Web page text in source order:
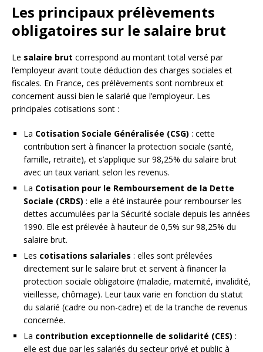
Les principaux prélèvements
obligatoires sur le salaire brut
Le salaire brut correspond au montant total versé par
l’employeur avant toute déduction des charges sociales et
fiscales. En France, ces prélèvements sont nombreux et
concernent aussi bien le salarié que l’employeur. Les
principales cotisations sont :
La Cotisation Sociale Généralisée (CSG) : cette
contribution sert à financer la protection sociale (santé,
famille, retraite), et s’applique sur 98,25% du salaire brut
avec un taux variant selon les revenus.
La Cotisation pour le Remboursement de la Dette
Sociale (CRDS) : elle a été instaurée pour rembourser les
dettes accumulées par la Sécurité sociale depuis les années
1990. Elle est prélevée à hauteur de 0,5% sur 98,25% du
salaire brut.
Les cotisations salariales : elles sont prélevées
directement sur le salaire brut et servent à financer la
protection sociale obligatoire (maladie, maternité, invalidité,
vieillesse, chômage). Leur taux varie en fonction du statut
du salarié (cadre ou non-cadre) et de la tranche de revenus
concernée.
La contribution exceptionnelle de solidarité (CES) :
elle est due par les salariés du secteur privé et public à